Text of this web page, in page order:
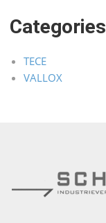
Categories
TECE
VALLOX